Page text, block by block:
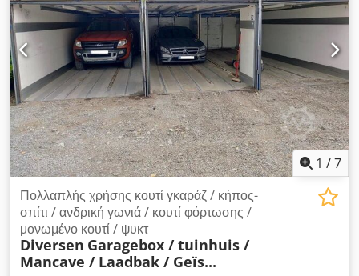
1 /7
Πολλαπλής χρήσης κουτί γκαράζ / κήπος-
σπίτι / ανδρική γωνιά / κουτί φόρτωσης /
μονωμένο κουτί / ψυκτ
Diversen Garagebox / tuinhuis /
Mancave / Laadbak / Geïs...